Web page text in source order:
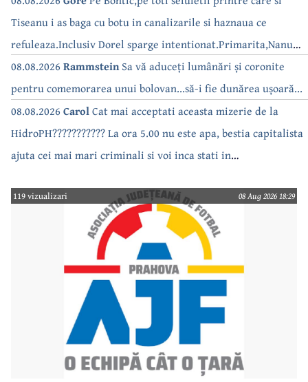
Tiseanu i as baga cu botu in canalizarile si haznaua ce
refuleaza.Inclusiv Dorel sparge intentionat.Primarita,Nanu
bea apa de la robinet.Asta as intreba o si pe Izabel Mitrea
08.08.2026 RammsteinSa vă aduceți lumânări și coronite
pentru comemorarea unui bolovan...să-i fie dunărea ușoară...
08.08.2026 CarolCat mai acceptati aceasta mizerie de la
HidroPH??????????? La ora 5.00 nu este apa, bestia capitalista
ajuta cei mai mari criminali si voi inca stati in
119 vizualizari 08 Aug 2026 18:29